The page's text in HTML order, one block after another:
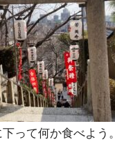
って何か食べよう。